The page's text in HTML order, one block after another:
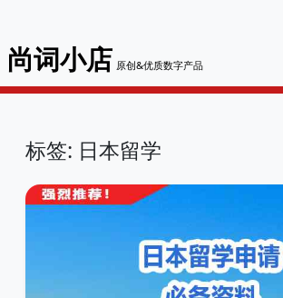
尚词小店 原创&优质数字产品
标签: 日本留学